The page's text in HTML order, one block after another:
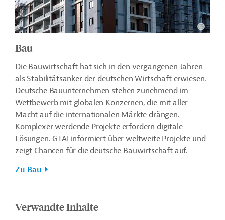
Bau
Die Bauwirtschaft hat sich in den vergangenen Jahren
als Stabilitätsanker der deutschen Wirtschaft erwiesen.
Deutsche Bauunternehmen stehen zunehmend im
Wettbewerb mit globalen Konzernen, die mit aller
Macht auf die internationalen Märkte drängen.
Komplexer werdende Projekte erfordern digitale
Lösungen. GTAI informiert über weltweite Projekte und
zeigt Chancen für die deutsche Bauwirtschaft auf.
Zu Bau
Verwandte Inhalte